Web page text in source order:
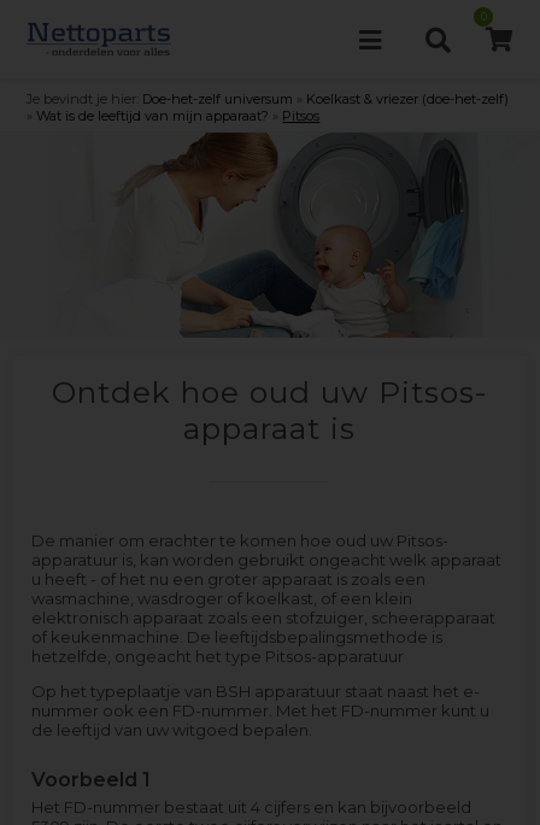
0
Je bevindt je hier: Doe-het-zelf universum
Koelkast & vriezer (doe-het-zelf)
Wat is de leeftijd van mijn apparaat? Pitsos
Ontdek hoe oud uw Pitsos-
apparaat is
De manier om erachter te komen hoe oud uw Pitsos-
apparatuur is, kan worden gebruikt ongeacht welk apparaat
u heeft - of het nu een groter apparaat is zoals een
wasmachine, wasdroger of koelkast, of een klein
elektronisch apparaat zoals een stofzuiger, scheerapparaat
of keukenmachine. De leeftijdsbepalingsmethode is
hetzelfde, ongeacht het type Pitsos-apparatuur
Op het typeplaatje van BSH apparatuur staat naast het e-
nummer ook een FD-nummer. Met het FD-nummer kunt u
de leeftijd van uw witgoed bepalen.
Voorbeeld 1
Het FD-nummer bestaat uit 4 cijfers en kan bijvoorbeeld